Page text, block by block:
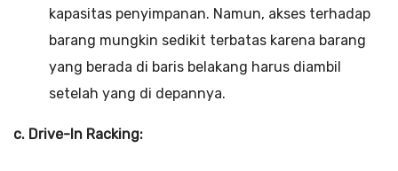
kapasitas penyimpanan. Namun, akses terhadap
barang mungkin sedikit terbatas karena barang
yang berada di baris belakang harus diambil
setelah yang di depannya.
c. Drive-In Racking: